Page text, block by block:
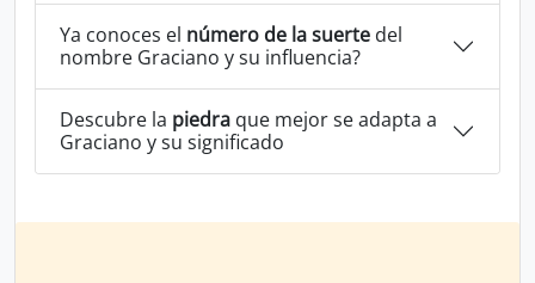
Ya conoces el número de la suerte del
nombre Graciano y su influencia?
Descubre la piedra que mejor se adapta a
Graciano y su significado